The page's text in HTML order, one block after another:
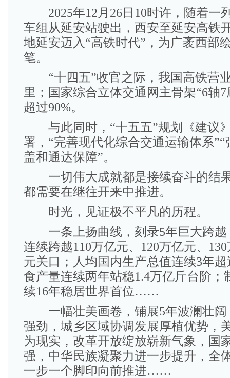
2025年12月26日10时许，随着一
车组从延安站驶出，西安至延安高铁
地延安迈入“高铁时代”，为广袤西部
笔。
“十四五”收官之际，我国高铁营
里；国家综合立体交通网主骨架“6轴
超过90%。
与此同时，“十五五”规划《建议
署，“完善现代化综合交通运输体系
盖和通达保障”。
一切伟大成就都是接续奋斗的结
都需要在继往开来中推进。
时光，见证极不平凡的历程。
一条上扬曲线，刻录5年巨大跨越
连续跨越110万亿元、120万亿元、
元关口；人均国内生产总值连续3年
食产量连续两年站稳1.4万亿斤台阶；
续16年稳居世界首位……
一幅壮美画卷，铺展5年波澜壮阔
强劲，城乡区域协调发展厚植优势，
为现实，改革开放绽放崭新气象，国
强，中华民族凝聚力进一步提升，全
一步一个脚印向前推进……